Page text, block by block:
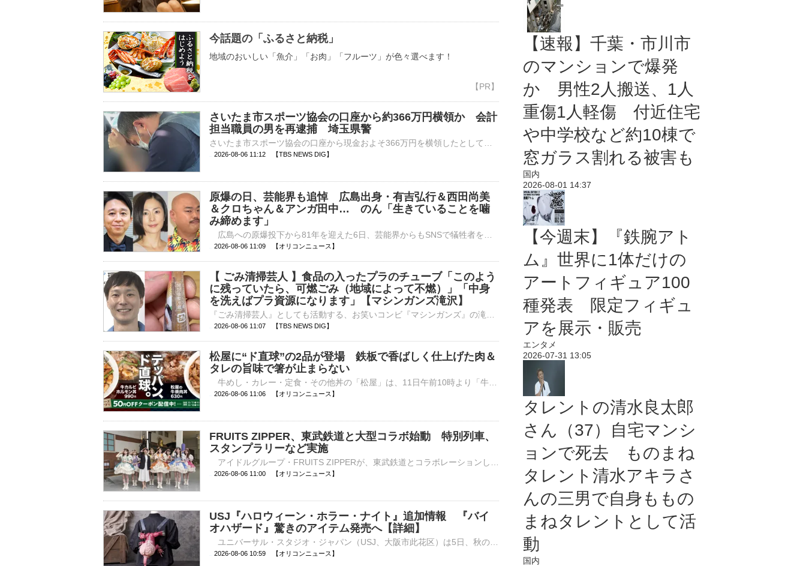
今話題の「ふるさと納税」
地域のおいしい「魚介」「お肉」「フルーツ」が色々選べます！
さいたま市スポーツ協会の口座から約366万円横領か 会計
担当職員の男を再逮捕 埼玉県警
2026-08-06 11:12 【TBS NEWS DIG】
原爆の日、芸能界も追悼 広島出身・有吉弘行＆西田尚美
＆クロちゃん＆アンガ田中… のん「生きていることを噛
み締めます」
2026-08-06 11:09 【オリコンニュース】
【 ごみ清掃芸人 】食品の入ったプラのチューブ「このよう
に残っていたら、可燃ごみ（地域によって不燃）」「中身
を洗えばプラ資源になります」【マシンガンズ滝沢】
2026-08-06 11:07 【TBS NEWS DIG】
松屋に“ド直球”の2品が登場 鉄板で香ばしく仕上げた肉＆
タレの旨味で箸が止まらない
2026-08-06 11:06 【オリコンニュース】
FRUITS ZIPPER、東武鉄道と大型コラボ始動 特別列車、
スタンプラリーなど実施
2026-08-06 11:00 【オリコンニュース】
USJ『ハロウィーン・ホラー・ナイト』追加情報 『バイ
オハザード』驚きのアイテム発売へ【詳細】
2026-08-06 10:59 【オリコンニュース】
【速報】千葉・市川市
のマンションで爆発
か 男性2人搬送、1人
重傷1人軽傷 付近住宅
や中学校など約10棟で
窓ガラス割れる被害も
国内
2026-08-01 14:37
【今週末】『鉄腕アト
ム』世界に1体だけの
アートフィギュア100
種発表 限定フィギュ
アを展示・販売
エンタメ
2026-07-31 13:05
タレントの清水良太郎
さん（37）自宅マンシ
ョンで死去 ものまね
タレント清水アキラさ
んの三男で自身ももの
まねタレントとして活
動
国内